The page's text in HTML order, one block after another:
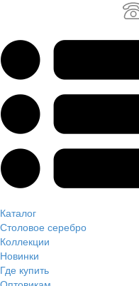
Каталог
Столовое серебро
Коллекции
Новинки
Где купить